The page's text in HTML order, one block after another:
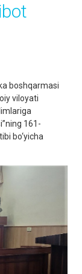
boshqarmasi
viloyati
161-
bo‘yicha